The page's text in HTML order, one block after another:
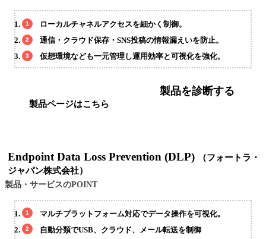
ローカルチャネルアクセスを細かく制御。
通信・クラウド保存・SNS投稿の情報漏えいを防止。
仮想環境なども一元管理し運用効率と可視化を強化。
製品ページはこちら
製品を診断する
Endpoint Data Loss Prevention (DLP)
（フォートラ・
ジャパン株式会社）
製品・サービスのPOINT
マルチプラットフォーム対応でデータ操作を可視化。
自動分類でUSB、クラウド、メール転送を制御